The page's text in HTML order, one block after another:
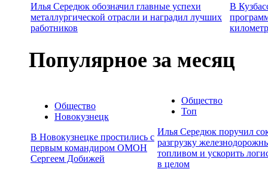
Илья Середюк обозначил главные успехи
металлургической отрасли и наградил лучших
работников
В
Популярное за месяц
Общество
Новокузнецк
В Новокузнецке простились с
первым командиром ОМОН
Сергеем Добижей
Общество
Топ
Илья Середюк поручил
разгрузку
топливом и ускорить
в целом